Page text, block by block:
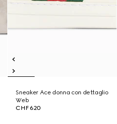
Sneaker Ace donna con dettaglio
Web
CHF 620